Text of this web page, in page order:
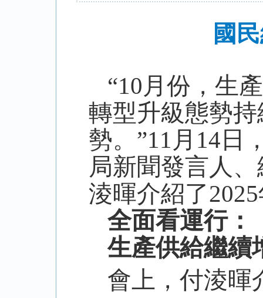
國
“10月份，生
轉型升級態勢
勢。”11 月 14 日
局新聞發言人
淩暉介紹了2025
全面看運行：
生產供給繼續
會上，付淩暉